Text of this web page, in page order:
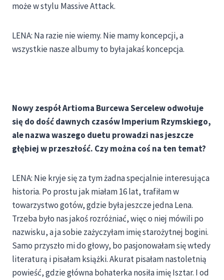
może w stylu Massive Attack.
LENA: Na razie nie wiemy. Nie mamy koncepcji, a
wszystkie nasze albumy to była jakaś koncepcja.
Nowy zespół Artioma Burcewa Sercelew odwołuje
się do dość dawnych czasów Imperium Rzymskiego,
ale nazwa waszego duetu prowadzi nas jeszcze
głębiej w przeszłość. Czy można coś na ten temat?
LENA: Nie kryje się za tym żadna specjalnie interesująca
historia. Po prostu jak miałam 16 lat, trafiłam w
towarzystwo gotów, gdzie była jeszcze jedna Lena.
Trzeba było nas jakoś rozróżniać, więc o niej mówili po
nazwisku, a ja sobie zażyczyłam imię starożytnej bogini.
Samo przyszło mi do głowy, bo pasjonowałam się wtedy
literaturą i pisałam książki. Akurat pisałam nastoletnią
powieść, gdzie główna bohaterka nosiła imię Isztar. I od